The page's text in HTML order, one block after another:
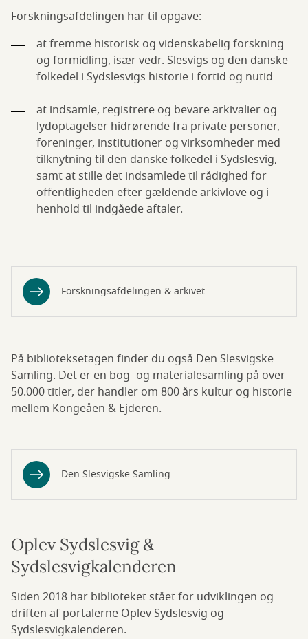
Forskningsafdelingen har til opgave:
at fremme historisk og videnskabelig forskning
og formidling, især vedr. Slesvigs og den danske
folkedel i Sydslesvigs historie i fortid og nutid
at indsamle, registrere og bevare arkivalier og
lydoptagelser hidrørende fra private personer,
foreninger, institutioner og virksomheder med
tilknytning til den danske folkedel i Sydslesvig,
samt at stille det indsamlede til rådighed for
offentligheden efter gældende arkivlove og i
henhold til indgåede aftaler.
Forskningsafdelingen & arkivet
På biblioteksetagen finder du også Den Slesvigske
Samling. Det er en bog- og materialesamling på over
50.000 titler, der handler om 800 års kultur og historie
mellem Kongeåen & Ejderen.
Den Slesvigske Samling
Oplev Sydslesvig &
Sydslesvigkalenderen
Siden 2018 har biblioteket stået for udviklingen og
driften af portalerne Oplev Sydslesvig og
Sydslesvigkalenderen.